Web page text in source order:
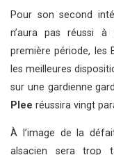
Pour son second
n’aura pas réussi
première période, les
les meilleures
sur une gardienne
Plee réussira vingt
À l’image de la
alsacien sera trop